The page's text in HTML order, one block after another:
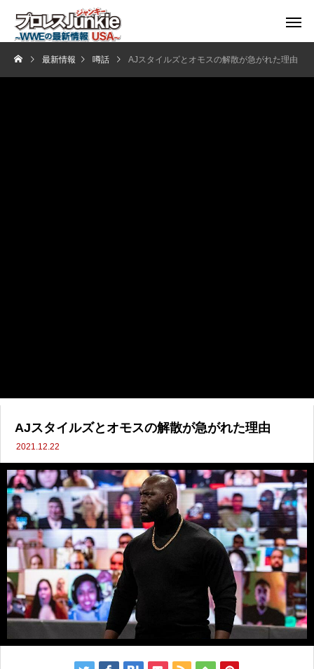
最新情報 噂話 AJスタイルズとオモスの解散が急がれた理由
AJスタイルズとオモスの解散が急がれた理由
2021.12.22